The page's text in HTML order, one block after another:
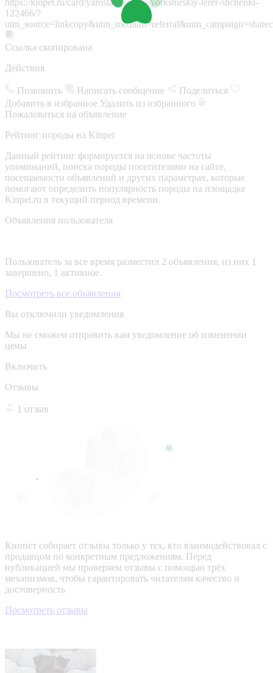
122466/?
Ссылка скопирована
Действия
Позвонить Написать сообщение
Поделиться
Добавить в избранное Удалить из избранного
Пожаловаться на объявление
Рейтинг породы на Kinpet
Данный рейтинг формируется на основе частоты
упоминаний, поиска породы посетителями на сайте,
посещаемости объявлений и других параметрах, которые
помогают определить популярность породы на площадке
Kinpet.ru в текущий период времени.
Объявления пользователя
Пользователь за все время разместил 2 объявления, из них 1
завершено, 1 активное.
Посмотреть все объявления
Вы отключили уведомления
Мы не сможем отправить вам уведомление об изменении
цены
Включить
Отзывы
1 отзыв
Кинпет собирает отзывы только у тех, кто взаимодействовал с
продавцом по конкретным предложениям. Перед
публикацией мы проверяем отзывы с помощью трёх
механизмов, чтобы гарантировать читателям качество и
достоверность
Посмотреть отзывы